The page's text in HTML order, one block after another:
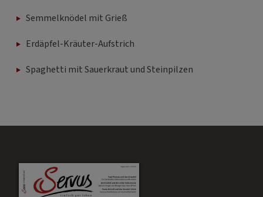
Semmelknödel mit Grieß
Erdäpfel-Kräuter-Aufstrich
Spaghetti mit Sauerkraut und Steinpilzen